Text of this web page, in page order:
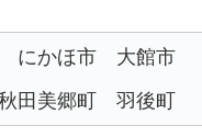
にかほ市
大館市
田美郷町 羽後町